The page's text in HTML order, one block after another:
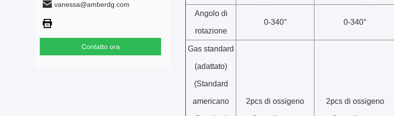
vanessa@amberdg.com
Contatto ora
Angolo di
rotazione
0-340° 0-340°
Gas standard
(adattato)
(Standard
americano 2pcs di ossigeno 2pcs di ossigeno